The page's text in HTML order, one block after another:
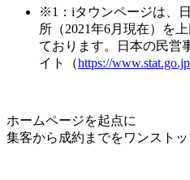
※1：iタウンページは、
所（2021年6月現在）を
ております。日本の民営
イト（https://www.stat.go.jp
ホームページを起点に
集客から成約までをワンスト